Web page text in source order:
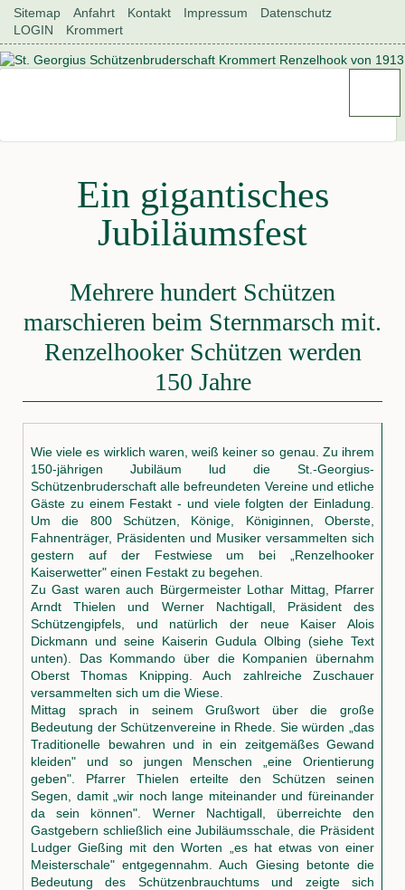
Navigation
überspringen
Sitemap Anfahrt Kontakt Impressum
Datenschutz
LOGIN
Krommert
Ein gigantisches
Jubiläumsfest
Mehrere hundert Schützen
marschieren beim Sternmarsch mit.
Renzelhooker Schützen werden
150 Jahre
Wie viele es wirklich waren, weiß keiner so genau. Zu ihrem
150-jährigen Jubiläum lud die St.-Georgius-
Schützenbruderschaft alle befreundeten Vereine und etliche
Gäste zu einem Festakt - und viele folgten der Einladung.
Um die 800 Schützen, Könige, Königinnen, Oberste,
Fahnenträger, Präsidenten und Musiker versammelten sich
gestern auf der Festwiese um bei „Renzelhooker
Kaiserwetter" einen Festakt zu begehen.
Zu Gast waren auch Bürgermeister Lothar Mittag, Pfarrer
Arndt Thielen und Werner Nachtigall, Präsident des
Schützengipfels, und natürlich der neue Kaiser Alois
Dickmann und seine Kaiserin Gudula Olbing (siehe Text
unten). Das Kommando über die Kompanien übernahm
Oberst Thomas Knipping. Auch zahlreiche Zuschauer
versammelten sich um die Wiese.
Mittag sprach in seinem Grußwort über die große
Bedeutung der Schützenvereine in Rhede. Sie würden „das
Traditionelle bewahren und in ein zeitgemäßes Gewand
kleiden" und so jungen Menschen „eine Orientierung
geben". Pfarrer Thielen erteilte den Schützen seinen
Segen, damit „wir noch lange miteinander und füreinander
da sein können". Werner Nachtigall, überreichte den
Gastgebern schließlich eine Jubiläumsschale, die Präsident
Ludger Gießing mit den Worten „es hat etwas von einer
Meisterschale" entgegennahm. Auch Giesing betonte die
Bedeutung des Schützenbrauchtums und zeigte sich